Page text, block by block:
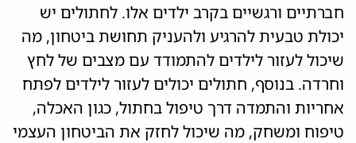
חברתיים ורגשיים בקרב ילדים אלו. לחתולים יש
יכולת טבעית להרגיע ולהעניק תחושת ביטחון, מה
שיכול לעזור לילדים להתמודד עם מצבים של לחץ
וחרדה. בנוסף, חתולים יכולים לעזור לילדים לפתח
אחריות והתמדה דרך טיפול בחתול, כגון האכלה,
טיפוח ומשחק, מה שיכול לחזק את הביטחון העצמי